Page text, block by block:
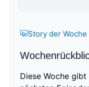
Story der Woche
Diese Woche